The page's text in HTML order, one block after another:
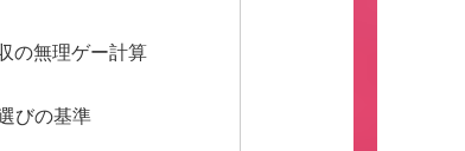
の無理ゲー計算
びの基準